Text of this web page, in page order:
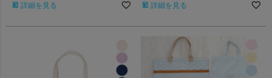
詳細を見る 詳細を見る